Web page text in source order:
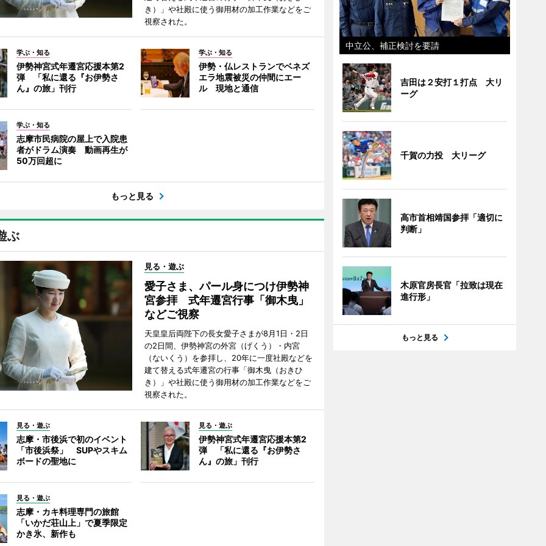
き）」や社殿に使う御用材の加工作業などをご
視察された。
学ぶ・知る
伊勢神宮式年遷宮応援本第2
弾 「私に還る『お伊勢さ
ん』の旅」刊行
学ぶ・知る
伊勢・仏レストランでベネズ
エラ地震被災の仲間にエー
ル 現地と通信
学ぶ・知る
志摩市民病院の屋上で入院患
者がドラム演奏 動画再生が
50万回超に
もっと見る
ぶ
見る・遊ぶ
愛子さま、パール身につけ伊勢神
宮参拝 式年遷宮行事「御木曳」
などご視察
天皇皇后両陛下の長女愛子さまが8月1日・2日
の2日間、伊勢神宮の外宮（げくう）・内宮
（ないくう）を参拝し、20年に一度社殿などを
建て替える式年遷宮の行事「御木曳（おきひ
き）」や社殿に使う御用材の加工作業などをご
視察された。
見る・遊ぶ
志摩・市後浜で初のイベント
「市後浜祭」 SUPやスキム
ボードの聖地に
見る・遊ぶ
伊勢神宮式年遷宮応援本第2
弾 「私に還る『お伊勢さ
ん』の旅」刊行
見る・遊ぶ
志摩・カキ料理専門の旅館
「いかだ荘山上」で夏季限定
かき氷、新作も
中立公、補正検討を要請
吉田は２安打１打点 大リ
ーグ
千賀の力投 大リーグ
高市首相靖国参拝「適切に
判断」
木原官房長官「拉致は現在
進行形」
もっと見る